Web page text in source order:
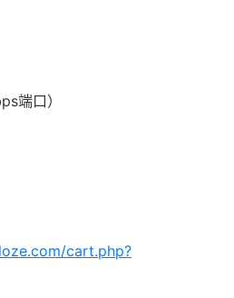
端口）
cart.php?